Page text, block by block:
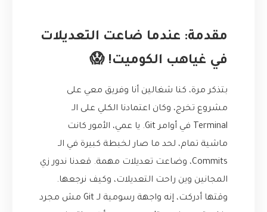
مقدمة: عندما ضاعت التعديلات
في غياهب الكوميت! 😱
بتذكر مرة، كنا شغالين أنا وفريق معي على
مشروع تخرج، وكان اعتمادنا الكلي على الـ
Terminal في أوامر Git. يا عمي، الأمور كانت
ماشية تمام، لحد ما صار لخبطة كبيرة في الـ
Commits، وضاعت تعديلات مهمة. قعدنا ندور زي
المجانين وين راحت التعديلات، وكيف نرجعها.
وقتها أدركت، إنه واجهة رسومية لـ Git مش مجرد